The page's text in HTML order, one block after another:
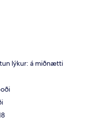
lýkur: á miðnætti